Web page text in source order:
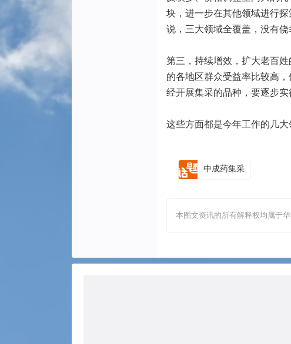
块，进一步在其他领域进行
说，三大领域全覆盖，没有侥
第三，持续增效，扩大老百
的各地区群众受益率比较高
经开展集采的品种，要逐步
这些方面都是今年工作的几大
中成药集采
本图文资讯的所有解释权均属于